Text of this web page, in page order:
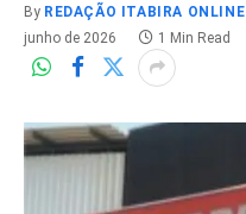
By REDAÇÃO ITABIRA ONLINE
junho de 2026
1 Min Read